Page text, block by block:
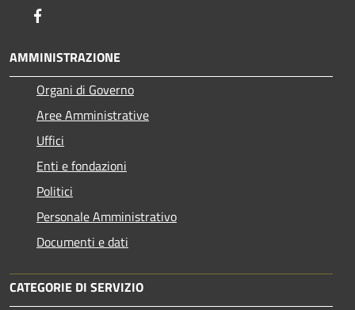
AMMINISTRAZIONE
Organi di Governo
Aree Amministrative
Uffici
Enti e fondazioni
Politici
Personale Amministrativo
Documenti e dati
CATEGORIE DI SERVIZIO